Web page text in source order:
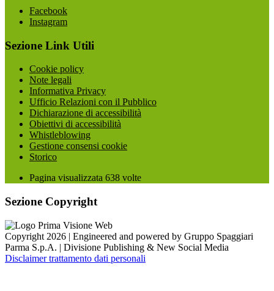
Facebook
Instagram
Sezione Link Utili
Cookie policy
Note legali
Informativa Privacy
Ufficio Relazioni con il Pubblico
Dichiarazione di accessibilità
Obiettivi di accessibilità
Whistleblowing
Gestione consensi cookie
Storico
Pagina visualizzata 638 volte
Sezione Copyright
Copyright 2026 | Engineered and powered by Gruppo Spaggiari
Parma S.p.A. | Divisione Publishing & New Social Media
Disclaimer trattamento dati personali